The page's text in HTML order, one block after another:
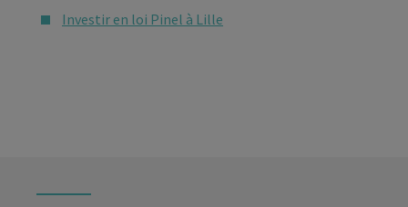
Investir en loi Pinel à Lille